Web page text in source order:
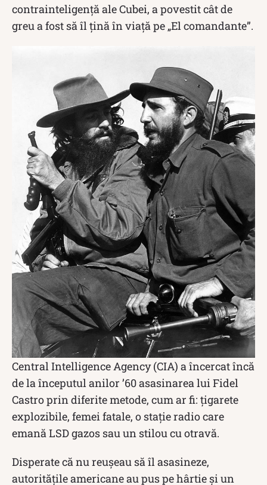
contrainteligenţă ale Cubei, a povestit cât de
greu a fost să îl țină în viață pe „El comandante”.
Central Intelligence Agency (CIA) a încercat încă
de la începutul anilor ’60 asasinarea lui Fidel
Castro prin diferite metode, cum ar fi: ţigarete
explozibile, femei fatale, o staţie radio care
emană LSD gazos sau un stilou cu otravă.
Disperate că nu reușeau să îl asasineze,
autoritățile americane au pus pe hârtie și un